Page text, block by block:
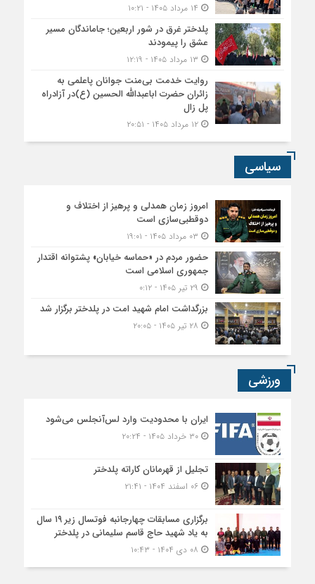
پلدختر غرق در شور اربعین؛ جاماندگان مسیر
عشق را پیمودند
روایت خدمت بی‌منت جوانان پاعلمی به
زائران حضرت اباعبدالله الحسین (ع)در آزادراه
پل زال
۱۲ مرداد ۱۴۰۵ - ۲۰:۵۱
سیاسی
امروز زمان همدلی و پرهیز از اختلاف و
دوقطبی‌سازی است
حضور مردم در «حماسه خیابان» پشتوانه اقتدار
جمهوری اسلامی است
بزرگداشت امام شهید امت در پلدختر برگزار شد
ورزشی
ایران با محدودیت وارد لس‌آنجلس می‌شود
۳۰ خرداد ۱۴۰۵ - ۲۰:۲۴
تجلیل از قهرمانان کاراته پلدختر
۰۶ اسفند ۱۴۰۴ - ۲۱:۴۱
برگزاری مسابقات چهارجانبه فوتسال زیر ۱۹ سال
به یاد شهید حاج قاسم سلیمانی در پلدختر